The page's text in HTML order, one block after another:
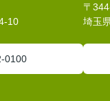
10
0100
〒
埼玉